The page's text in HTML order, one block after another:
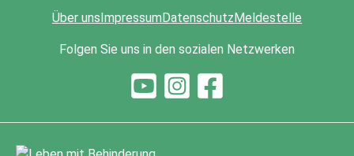
Über uns Impressum Datenschutz Meldestelle
Folgen Sie uns in den sozialen Netzwerken